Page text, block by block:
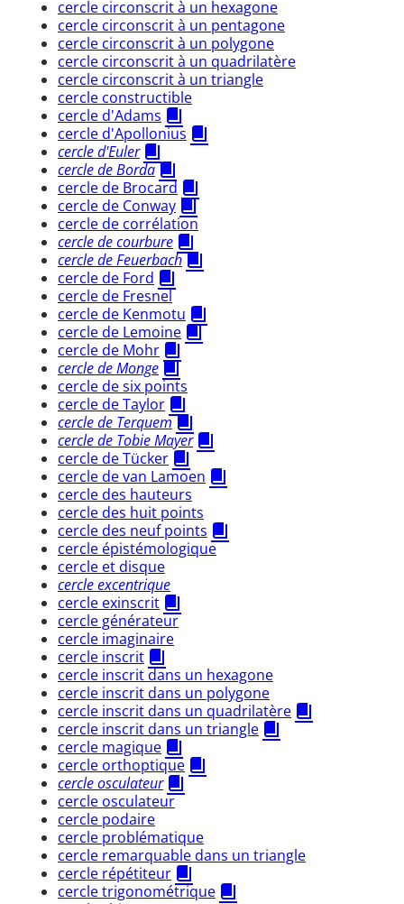
cercle circonscrit à un hexagone
cercle circonscrit à un pentagone
cercle circonscrit à un polygone
cercle circonscrit à un quadrilatère
cercle circonscrit à un triangle
cercle constructible
cercle d'Adams
cercle d'Apollonius
cercle d'Euler
cercle de Borda
cercle de Brocard
cercle de Conway
cercle de corrélation
cercle de courbure
cercle de Feuerbach
cercle de Ford
cercle de Fresnel
cercle de Kenmotu
cercle de Lemoine
cercle de Mohr
cercle de Monge
cercle de six points
cercle de Taylor
cercle de Terquem
cercle de Tobie Mayer
cercle de Tücker
cercle de van Lamoen
cercle des hauteurs
cercle des huit points
cercle des neuf points
cercle épistémologique
cercle et disque
cercle excentrique
cercle exinscrit
cercle générateur
cercle imaginaire
cercle inscrit
cercle inscrit dans un hexagone
cercle inscrit dans un polygone
cercle inscrit dans un quadrilatère
cercle inscrit dans un triangle
cercle magique
cercle orthoptique
cercle osculateur
cercle osculateur
cercle podaire
cercle problématique
cercle remarquable dans un triangle
cercle répétiteur
cercle trigonométrique